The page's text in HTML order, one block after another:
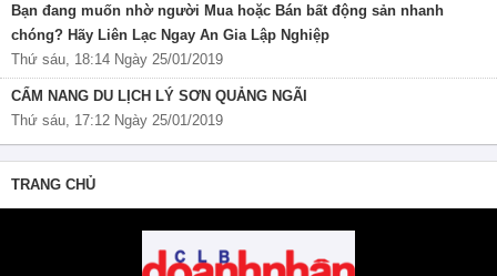
Bạn đang muốn nhờ người Mua hoặc Bán bất động sản nhanh
chóng? Hãy Liên Lạc Ngay An Gia Lập Nghiệp
Thứ sáu, 18:14 Ngày 25/01/2019
CẨM NANG DU LỊCH LÝ SƠN QUẢNG NGÃI
Thứ sáu, 17:12 Ngày 25/01/2019
TRANG CHỦ